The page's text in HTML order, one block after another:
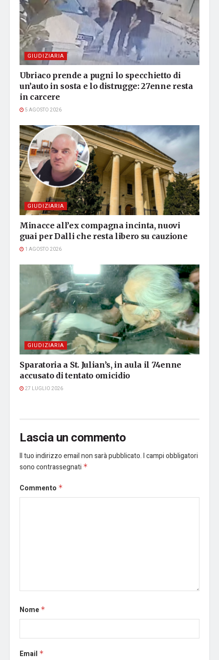
GIUDIZIARIA
Ubriaco prende a pugni lo specchietto di
un’auto in sosta e lo distrugge: 27enne resta
in carcere
5 AGOSTO 2026
GIUDIZIARIA
Minacce all’ex compagna incinta, nuovi
guai per Dalli che resta libero su cauzione
1 AGOSTO 2026
GIUDIZIARIA
Sparatoria a St. Julian’s, in aula il 74enne
accusato di tentato omicidio
27 LUGLIO 2026
Lascia un commento
Il tuo indirizzo email non sarà pubblicato.I campi obbligatori
sono contrassegnati *
Commento *
Nome *
Email *